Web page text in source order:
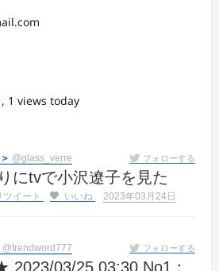
, 1 views today
@glass_verre フォローする
にtvで小沢遼子を見た
ツイート いいね
2023年03月24日
@trendword777 フォローする
03/25 03:30 No1：